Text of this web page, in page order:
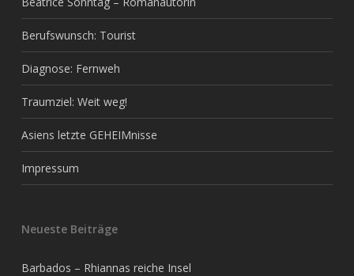
Berufswunsch: Tourist
Diagnose: Fernweh
Traumziel: Weit weg!
Asiens letzte GEHEIMnisse
Impressum
Neueste Beiträge
Barbados – Rhiannas reiche Insel